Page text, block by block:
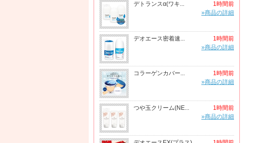
デトランスα(ワキ...
1時間前
»商品の詳細
デオエース密着速...
1時間前
»商品の詳細
コラーゲンカバー...
1時間前
»商品の詳細
つや玉クリーム(NE...
1時間前
»商品の詳細